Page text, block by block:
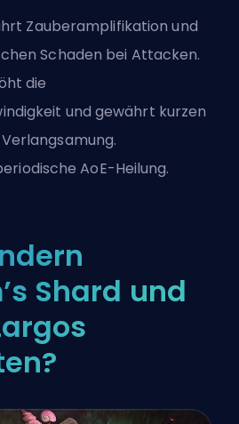
Zauberamplifikation und
Schaden bei Attacken.
die
und gewährt kurzen
AoE-Heilung.
Shard und